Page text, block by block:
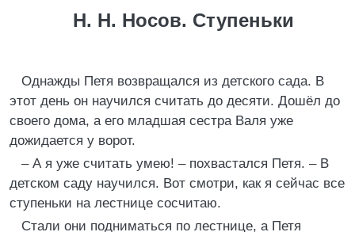
Н. Н. Носов. Ступеньки
Однажды Петя возвращался из детского сада. В
этот день он научился считать до десяти. Дошёл до
своего дома, а его младшая сестра Валя уже
дожидается у ворот.
– А я уже считать умею! – похвастался Петя. – В
детском саду научился. Вот смотри, как я сейчас все
ступеньки на лестнице сосчитаю.
Стали они подниматься по лестнице, а Петя